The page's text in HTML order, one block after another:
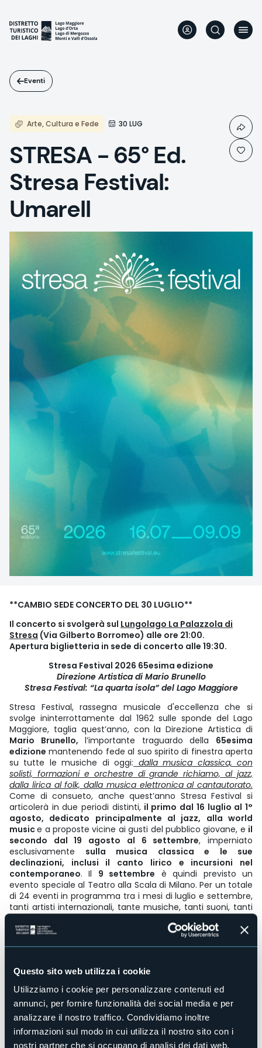
Questo sito web utilizza i cookie
Utilizziamo i cookie per personalizzare contenuti ed
annunci, per fornire funzionalità dei social media e per
analizzare il nostro traffico. Condividiamo inoltre
informazioni sul modo in cui utilizza il nostro sito con i
nostri partner che si occupano di analisi dei dati web,
contenuto
principale
Eventi
Arte, Cultura e Fede 30 LUG
STRESA - 65° Ed.
Stresa Festival:
Umarell
**CAMBIO SEDE CONCERTO DEL 30 LUGLIO**
Il concerto si svolgerà sul Lungolago La Palazzola di
Stresa (Via Gilberto Borromeo) alle ore 21:00.
Apertura biglietteria in sede di concerto alle 19:30.
Stresa Festival 2026 65esima edizione
Direzione Artistica di Mario Brunello
Stresa Festival: “La quarta isola” del Lago Maggiore
Stresa Festival, rassegna musicale d'eccellenza che si
svolge ininterrottamente dal 1962 sulle sponde del Lago
Maggiore, taglia quest’anno, con la Direzione Artistica di
Mario Brunello, l’importante traguardo della 65esima
edizione mantenendo fede al suo spirito di finestra aperta
su tutte le musiche di oggi: dalla musica classica, con
solisti, formazioni e orchestre di grande richiamo, al jazz,
dalla lirica al folk, dalla musica elettronica al cantautorato.
Come di consueto, anche quest’anno Stresa Festival si
articolerà in due periodi distinti,il primo dal 16 luglio al 1°
agosto, dedicato principalmente al jazz, alla world
musice a proposte vicine ai gusti del pubblico giovane, e il
secondo dal 19 agosto al 6 settembre, imperniato
esclusivamente sulla musica classica e le sue
declinazioni, inclusi il canto lirico e incursioni nel
contemporaneo. Il 9 settembre è quindi previsto un
evento speciale al Teatro alla Scala di Milano. Per un totale
di 24 eventi in programma tra i mesi di luglio e settembre,
tanti artisti internazionali, tante musiche, tanti suoni, tanti
colori, tante sfumature.
Giovedì 30 luglio 2026 alle ore 21:00 | Isola dei
Pescatorisi terrà il concerto open air diUmarell
Info in biglietteria.
Partenza battellino dall’Imbarcadero di Stresa 30 minuti
prima dell’inizio del concerto.
ARTISTA
Umarell, Alt pop / indietronica